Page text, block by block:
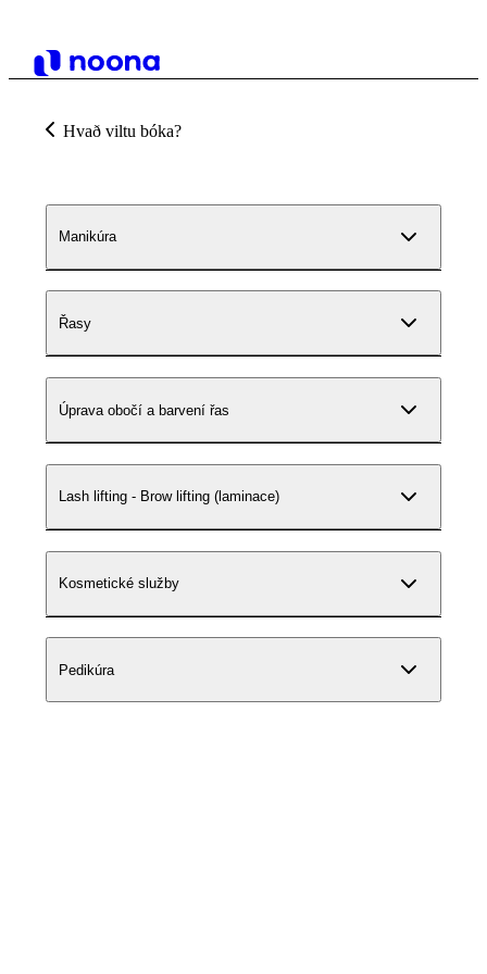
Hvað viltu bóka?
Manikúra
Řasy
Úprava obočí a barvení řas
Lash lifting - Brow lifting (laminace)
Kosmetické služby
Pedikúra